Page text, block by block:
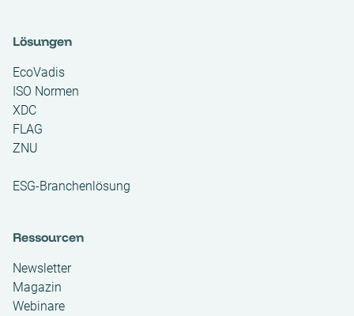
Lösungen
EcoVadis
ISO Normen
XDC
FLAG
ZNU
ESG-Branchenlösung
Ressourcen
Newsletter
Magazin
Webinare